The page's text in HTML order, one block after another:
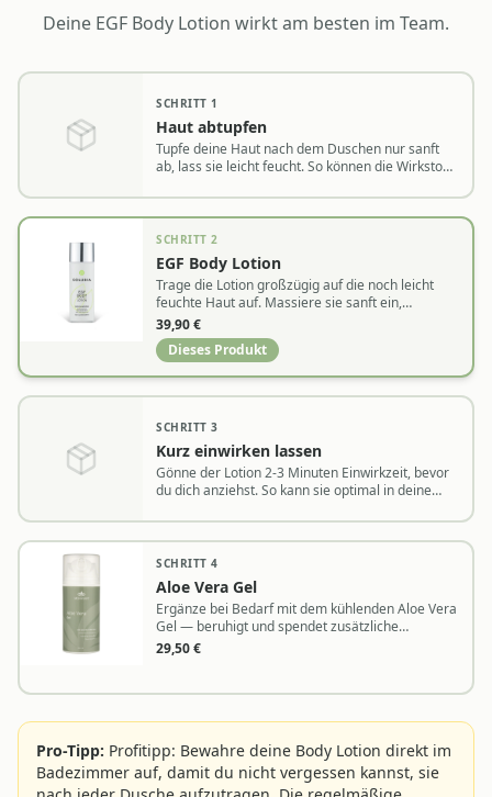
Deine EGF Body Lotion wirkt am besten im Team.
SCHRITT 1
Haut abtupfen
Tupfe deine Haut nach dem Duschen nur sanft
ab, lass sie leicht feucht. So können die Wirkstoffe
SCHRITT 2
EGF Body Lotion
Trage die Lotion großzügig auf die noch leicht
feuchte Haut auf. Massiere sie sanft ein,
besonders an trockenen Stellen wie Ellbogen und
Knien.
39,90€
Dieses Produkt
SCHRITT 3
Kurz einwirken lassen
Gönne der Lotion 2-3 Minuten Einwirkzeit, bevor
du dich anziehst. So kann sie optimal in deine
SCHRITT 4
Aloe Vera Gel
Ergänze bei Bedarf mit dem kühlenden Aloe Vera
Gel — beruhigt und spendet zusätzliche
Feuchtigkeit.
29,50€
Pro-Tipp: Profitipp: Bewahre deine Body Lotion direkt im
Badezimmer auf, damit du nicht vergessen kannst, sie